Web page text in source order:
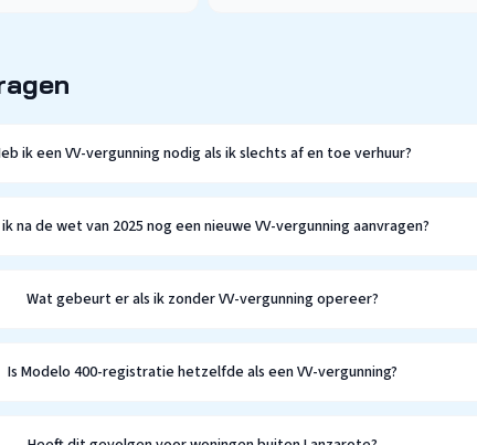
ik een VV-vergunning nodig als ik slechts af en toe verhuur?
ik na de wet van 2025 nog een nieuwe VV-vergunning aanvragen?
Wat gebeurt er als ik zonder VV-vergunning opereer?
Is Modelo 400-registratie hetzelfde als een VV-vergunning?